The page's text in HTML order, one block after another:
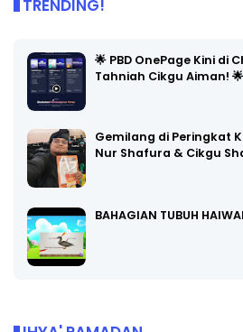
TRENDING!
🌟 PBD OnePage Kini di
Tahniah Cikgu Aiman! 🌟
Gemilang di Peringkat
Nur Shafura & Cikgu
BAHAGIAN TUBUH